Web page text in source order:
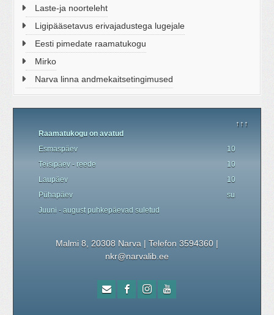
↑↑↑
Raamatukogu on avatud
Esmaspäev
10.00 - 19.00
Teisipäev - reede
10.00 - 18.00
Laupäev
10.00 - 17.00
Pühapäev
suletud
Juuni - augustpuhkepäevad suletud
Malmi 8, 20308 Narva | Telefon 3594360 |
nkr@narvalib.ee
Laste-ja noorteleht
Ligipääsetavus erivajadustega lugejale
Eesti pimedate raamatukogu
Mirko
Narva linna andmekaitsetingimused